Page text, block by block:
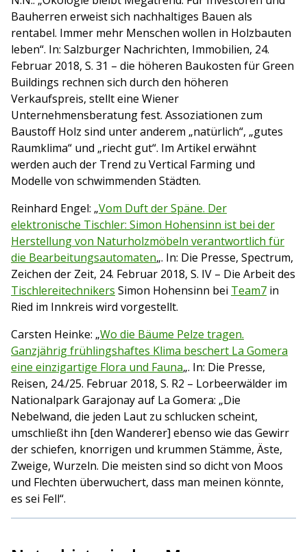
Bauherren erweist sich nachhaltiges Bauen als
rentabel. Immer mehr Menschen wollen in Holzbauten
leben“. In: Salzburger Nachrichten, Immobilien, 24.
Februar 2018, S. 31 – die höheren Baukosten für Green
Buildings rechnen sich durch den höheren
Verkaufspreis, stellt eine Wiener
Unternehmensberatung fest. Assoziationen zum
Baustoff Holz sind unter anderem „natürlich“, „gutes
Raumklima“ und „riecht gut“. Im Artikel erwähnt
werden auch der Trend zu Vertical Farming und
Modelle von schwimmenden Städten.
Reinhard Engel: „Vom Duft der Späne. Der
elektronische Tischler: Simon Hohensinn ist bei der
Herstellung von Naturholzmöbeln verantwortlich für
die Bearbeitungsautomaten„. In: Die Presse, Spectrum,
Zeichen der Zeit, 24. Februar 2018, S. IV – Die Arbeit des
Tischlereitechnikers Simon Hohensinn bei Team7 in
Ried im Innkreis wird vorgestellt.
Carsten Heinke: „Wo die Bäume Pelze tragen.
Ganzjährig frühlingshaftes Klima beschert La Gomera
eine einzigartige Flora und Fauna„. In: Die Presse,
Reisen, 24./25. Februar 2018, S. R2 – Lorbeerwälder im
Nationalpark Garajonay auf La Gomera: „Die
Nebelwand, die jeden Laut zu schlucken scheint,
umschließt ihn [den Wanderer] ebenso wie das Gewirr
der schiefen, knorrigen und krummen Stämme, Äste,
Zweige, Wurzeln. Die meisten sind so dicht von Moos
und Flechten überwuchert, dass man meinen könnte,
es sei Fell“.